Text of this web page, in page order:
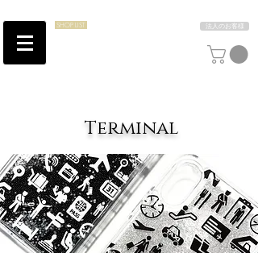
SHOP LIST 法人のお客様
Terminal